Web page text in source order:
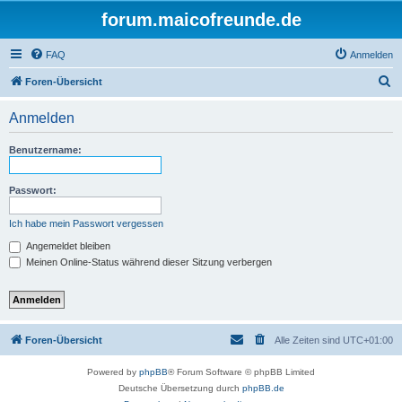
forum.maicofreunde.de
FAQ Anmelden
Foren-Übersicht
Anmelden
Benutzername:
Passwort:
Ich habe mein Passwort vergessen
Angemeldet bleiben
Meinen Online-Status während dieser Sitzung verbergen
Foren-Übersicht Alle Zeiten sind UTC+01:00
Powered by phpBB® Forum Software © phpBB Limited
Deutsche Übersetzung durch phpBB.de